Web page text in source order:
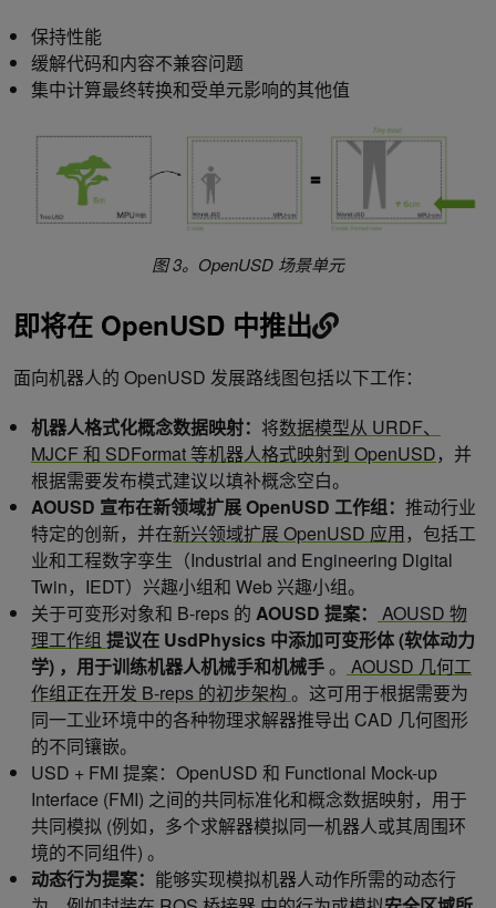
保持性能
缓解代码和内容不兼容问题
集中计算最终转换和受单元影响的其他值
图 3。OpenUSD 场景单元
即将在 OpenUSD 中推出
面向机器人的 OpenUSD 发展路线图包括以下工作：
机器人格式化概念数据映射： 将数据模型从 URDF、
MJCF 和 SDFormat 等机器人格式映射到 OpenUSD，并
根据需要发布模式建议以填补概念空白。
AOUSD 宣布在新领域扩展 OpenUSD 工作组： 推动行业
特定的创新，并在新兴领域扩展 OpenUSD 应用 ，包括工
业和工程数字孪生（Industrial and Engineering Digital
Twin，IEDT）兴趣小组和 Web 兴趣小组。
关于可变形对象和 B-reps 的 AOUSD 提案：
AOUSD 物
理工作组 提议在 UsdPhysics 中添加可变形体 (软体动力
学) ，用于训练机器人机械手和机械手。
AOUSD 几何工
作组正在开发 B-reps 的初步架构 。这可用于根据需要为
同一工业环境中的各种物理求解器推导出 CAD 几何图形
的不同镶嵌。
USD + FMI 提案：OpenUSD 和 Functional Mock-up
Interface (FMI) 之间的共同标准化和概念数据映射，用于
共同模拟 (例如，多个求解器模拟同一机器人或其周围环
境的不同组件) 。
动态行为提案： 能够实现模拟机器人动作所需的动态行